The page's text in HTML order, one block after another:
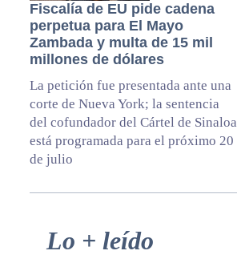
Fiscalía de EU pide cadena
perpetua para El Mayo
Zambada y multa de 15 mil
millones de dólares
La petición fue presentada ante una
corte de Nueva York; la sentencia
del cofundador del Cártel de Sinaloa
está programada para el próximo 20
de julio
Primary
Lo + leído